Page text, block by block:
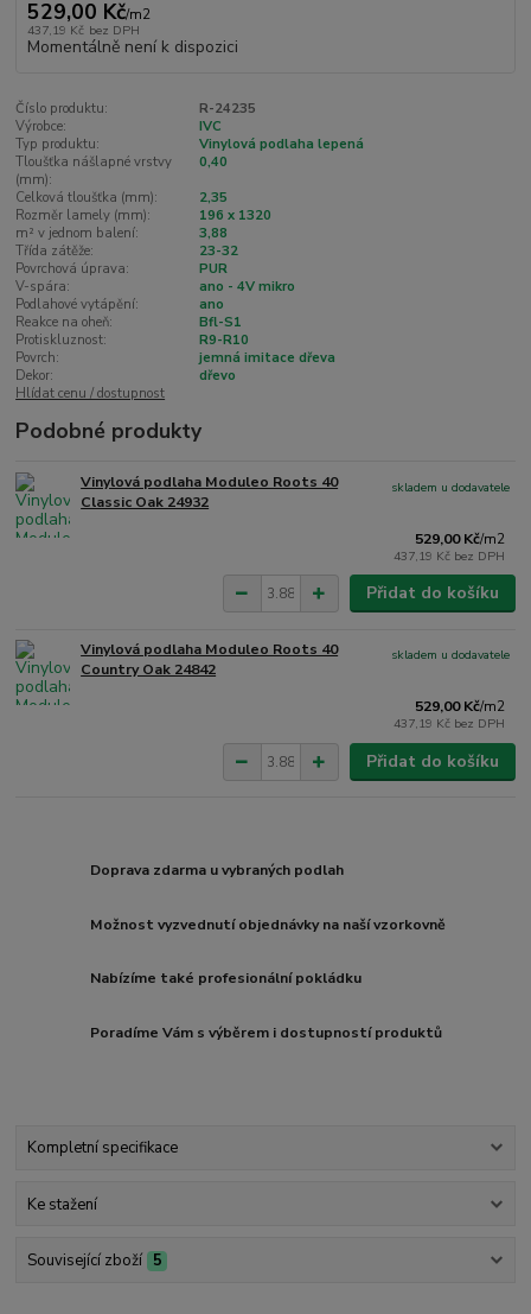
529,00 Kč/m2
437,19 Kč bez DPH
Momentálně není k dispozici
Číslo produktu:
R-24235
Výrobce:
IVC
Typ produktu:
Vinylová podlaha lepená
Tloušťka nášlapné vrstvy
(mm):
0,40
Celková tloušťka (mm):
2,35
Rozměr lamely (mm):
196 x 1320
m² v jednom balení:
3,88
Třída zátěže:
23-32
Povrchová úprava:
PUR
V-spára:
ano - 4V mikro
Podlahové vytápění:
ano
Reakce na oheň:
Bfl-S1
Protiskluznost:
R9-R10
Povrch:
jemná imitace dřeva
Dekor:
dřevo
Hlídat cenu / dostupnost
Podobné produkty
Vinylová podlaha Moduleo Roots 40
Classic Oak 24932
529,00 Kč/m2
437,19 Kč bez DPH
skladem u dodavatele
Přidat do košíku
Vinylová podlaha Moduleo Roots 40
Country Oak 24842
529,00 Kč/m2
437,19 Kč bez DPH
skladem u dodavatele
Přidat do košíku
Doprava zdarma u vybraných podlah
Možnost vyzvednutí objednávky na naší vzorkovně
Nabízíme také profesionální pokládku
Poradíme Vám s výběrem i dostupností produktů
Kompletní specifikace
Ke stažení
Související zboží 5